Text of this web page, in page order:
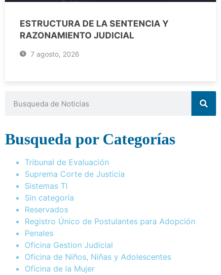
ESTRUCTURA DE LA SENTENCIA Y
RAZONAMIENTO JUDICIAL
7 agosto, 2026
Busqueda por Categorías
Tribunal de Evaluación
Suprema Corte de Justicia
Sistemas TI
Sin categoría
Reservados
Registro Único de Postulantes para Adopción
Penales
Oficina Gestion Judicial
Oficina de Niños, Niñas y Adolescentes
Oficina de la Mujer